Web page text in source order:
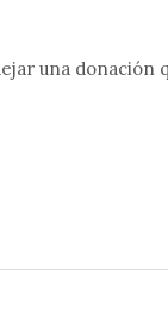
una donación